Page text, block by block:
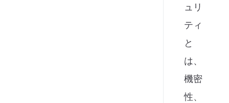
ュリ
ティ
と
は、
機密
性、